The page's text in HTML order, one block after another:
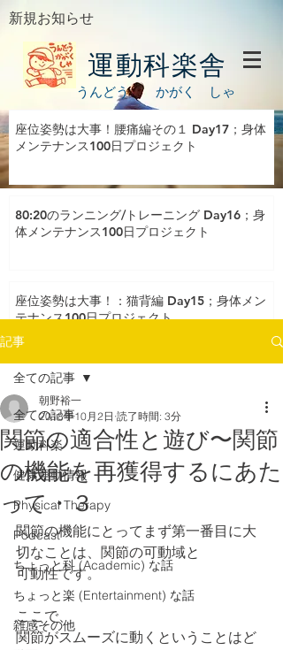
新規お知らせ
運動科楽舎
うんどう かがく しゃ
座位姿勢は大事！腰痛編その１ Day17；身体
メンテナンス100日プロジェクト
80:20のランニング/トレーニング Day16；身
体メンテナンス100日プロジェクト
座位姿勢は大事！：猫背編 Day15；身体メン
テナンス100日プロジェクト
記事
全ての記事
運動科楽
健康運動情報
Physical Therapy
Podcast
ちょっと科 (Academic) な話
ちょっと楽 (Entertainment) な話
雑感その他
全ての記事
関節の適合性と遊び〜関節
の機能を再獲得するにあた
って・３
朝野裕一
2018年10月2日 読了時間: 3分
関節の機能にとってまず第一番目に大
切なことは、関節の可動域と
可動性です。
ここで、
関節がスムーズに動くということはど